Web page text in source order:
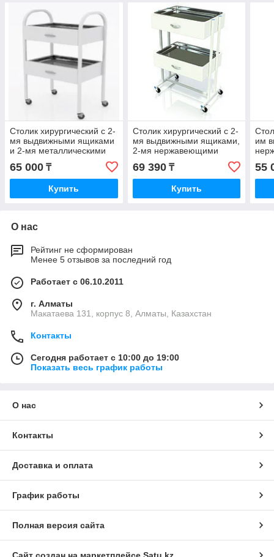
Столик хирургический с 2-
мя выдвижными ящиками
и 2-мя металлическими
(никелированными)
65 000 ₸
Купить
Столик хирургический с 2-
мя выдвижными ящиками,
2-мя нержавеющими
69 390₸
Купить
им
55
О нас
Рейтинг не сформирован
Менее 5 отзывов за последний год
Работает с 06.10.2011
г. Алматы
Макатаева 131, корпус 8, Алматы, Казахстан
Контакты
Сегодня работает с 10:00 до 19:00
Показать весь график работы
О нас
Контакты
Доставка и оплата
График работы
Полная версия сайта